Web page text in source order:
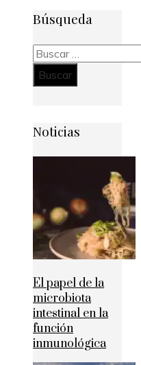
Búsqueda
Buscar:
Noticias
El papel de la
microbiota
intestinal en la
función
inmunológica